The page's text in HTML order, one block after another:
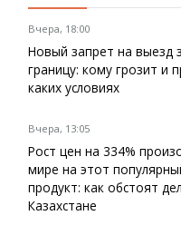
Вчера, 18:00
Новый запрет на выезд
границу: кому грозит и
каких условиях
Вчера, 13:05
Рост цен на 334%
мире на этот
продукт: как обстоят
Казахстане